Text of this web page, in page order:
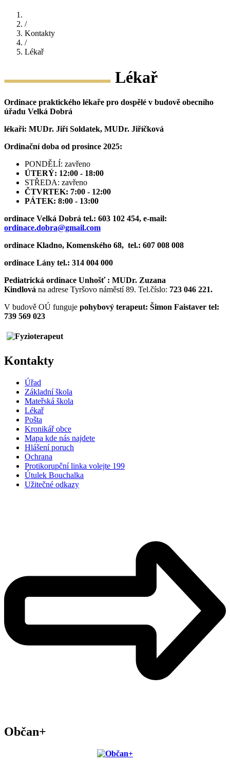
/
Kontakty
/
Lékař
Lékař
Ordinace praktického lékaře pro dospělé v budově obecního
úřadu Velká Dobrá
lékaři: MUDr. Jiří Soldatek, MUDr. Jiříčková
Ordinační doba od prosince 2025:
PONDĚLÍ: zavřeno
ÚTERÝ: 12:00 - 18:00
STŘEDA: zavřeno
ČTVRTEK: 7:00 - 12:00
PÁTEK: 8:00 - 13:00
ordinace Velká Dobrá tel.: 603 102 454, e-mail:
ordinace.dobra@gmail.com
ordinace Kladno, Komenského 68, tel.: 607 008 008
ordinace Lány tel.: 314 004 000
Pediatrická ordinace Unhošť : MUDr. Zuzana
Kindlová na adrese Tyršovo náměstí 89. Tel.číslo: 723 046 221.
V budově OÚ funguje pohybový terapeut: Šimon Faistaver tel:
739 569 023
Kontakty
Úřad
Základní škola
Mateřská škola
Lékař
Pošta
Kronikář obce
Mapa kde nás najdete
Hlášení poruch
Ochrana
Protikorupční linka volejte 199
Útulek Bouchalka
Užitečné odkazy
Občan+